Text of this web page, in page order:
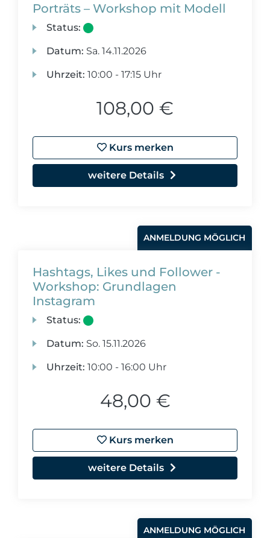
Porträts – Workshop mit Modell
Status:
Datum: Sa. 14.11.2026
Uhrzeit: 10:00 - 17:15 Uhr
108,00 €
Kurs merken
weitere Details
ANMELDUNG MÖGLICH
Hashtags, Likes und Follower -
Workshop: Grundlagen
Instagram
Status:
Datum: So. 15.11.2026
Uhrzeit: 10:00 - 16:00 Uhr
48,00 €
Kurs merken
weitere Details
ANMELDUNG MÖGLICH